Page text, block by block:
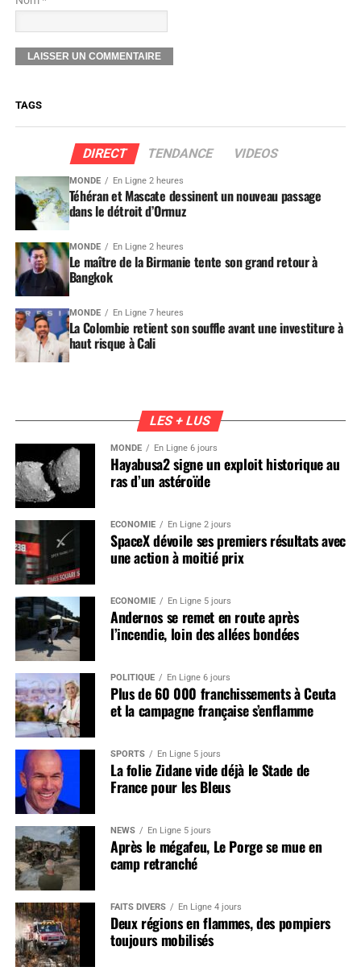
TAGS
DIRECT TENDANCE VIDEOS
MONDE En Ligne 2 heures
Téhéran et Mascate dessinent un nouveau passage
dans le détroit d’Ormuz
MONDE En Ligne 2 heures
Le maître de la Birmanie tente son grand retour à
Bangkok
MONDE En Ligne 7 heures
La Colombie retient son souffle avant une investiture à
haut risque à Cali
LES + LUS
MONDE En Ligne 6 jours
Hayabusa2 signe un exploit historique au
ras d’un astéroïde
ÉCONOMIE En Ligne 2 jours
SpaceX dévoile ses premiers résultats avec
une action à moitié prix
ÉCONOMIE En Ligne 5 jours
Andernos se remet en route après
l’incendie, loin des allées bondées
POLITIQUE En Ligne 6 jours
Plus de 60 000 franchissements à Ceuta
et la campagne française s’enflamme
SPORTS En Ligne 5 jours
La folie Zidane vide déjà le Stade de
France pour les Bleus
NEWS En Ligne 5 jours
Après le mégafeu, Le Porge se mue en
camp retranché
FAITS DIVERS En Ligne 4 jours
Deux régions en flammes, des pompiers
toujours mobilisés